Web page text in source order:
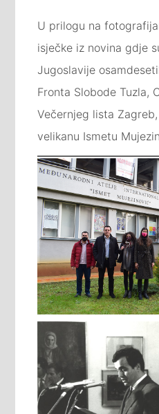
U prilogu na
isječke iz novina gdje
Jugoslavije
Fronta Slobode Tuzla,
Večernjeg lista
velikanu Ismetu